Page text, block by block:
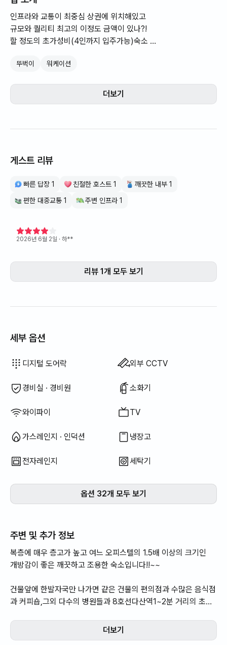
가능하나 혹시 모를 주차단속은
책임지지 않습니다~~~
인프라와 교통이 최중심 상권에 위치해있고
규모와 퀄리티 최고의 이정도 금액이 있나?!
할 정도의 초가성비(4인까지 입주가능)숙소
반려동물 인원도 꼭 체크 해주세요!
{특별히 반려동물을 입주하는 만큼 작은 소형 반려동물2아이까지
동의없이 동반출입시 보증금반환이 절대로 안되니 꼭 체크해주세
뚜벅이 워케이션
더보기
게스트 리뷰
빠른 답장 1 친절한 호스트 1
깨끗한 내부 1
편한 대중교통 1
주변 인프라 1
2026년 6월 2일 · 하**
리뷰 1개 모두 보기
세부 옵션
디지털 도어락 외부 CCTV
경비실 · 경비원 소화기
와이파이 TV
가스레인지 · 인덕션 냉장고
전자레인지 세탁기
침구류 제공
추가 침구류 가능
에어컨
보일러 (도시가스)
식탁 및 의자
옷장
사무용 책상
이용 불가:
열쇠 잠금 장치
이용 불가:
건조기
이용 불가:
공용 가스레인지 · 인덕션
이용 불가:
공용 냉장고
이용 불가:
공용 전자레인지
이용 불가:
공용 세탁기
이용 불가:
공용 건조기
이용 불가:
소파
드라이기
토퍼 · 접이식 매트리스
암막 커튼
빗자루
행주
청소기
전기 주전자
조리 도구 (도마, 칼, 가위 등)
냄비 · 후라이팬
기본 식기 (그릇, 컵 등)
엘리베이터
행거
좌식 식탁
선풍기
빨래 건조대
이용 불가: 욕조
이용 불가: 비데
이용 불가: 필터 샤워기
이용 불가: 바디워시
이용 불가: 샴푸 · 린스
이용 불가: 비누
이용 불가: 화장지
이용 불가: 칫솔
이용 불가: 치약
이용 불가: 수건
이용 불가: 블라인드
이용 불가: 세탁 세제
이용 불가: 섬유 유연제
이용 불가: 식기 세정제
이용 불가: 음식물 쓰레기 봉투
이용 불가: 쓰레기 봉투
이용 불가: 수세미
이용 불가: 전기 밥솥
이용 불가: 야외 바베큐 시설
이용 불가: 무료 피트니스
이용 불가: 수영장
이용 불가: 무료 공용 사우나
이용 불가: 스파 · 월풀
이용 불가: 자쿠지 · 히노끼탕
이용 불가: 테라스
이용 불가: 소파베드
이용 불가: 전기보일러
이용 불가: 기름(등유) 난방
이용 불가: LPG 가스
이용 불가: 신재생 에너지
이용 불가: 빔프로젝터
이용 불가: 유선 인터넷
이용 불가: 다리미
이용 불가: 세탁건조기 일체형
옵션 32개 모두 보기
주변 및 추가 정보
복층에 매우 층고가 높고 여느 오피스텔의 1.5배 이상의 크기인
개방감이 좋은 깨끗하고 조용한 숙소입니다!!~~
건물앞에 한발자국만 나가면 같은 건물의 편의점과 수많은 음식점
과 커피숍,그외 다수의 병원들과 8호선다산역1~2분 거리의 초역
@현대프리미엄 아울렛 자차3분거리(도보10분거리)
더보기